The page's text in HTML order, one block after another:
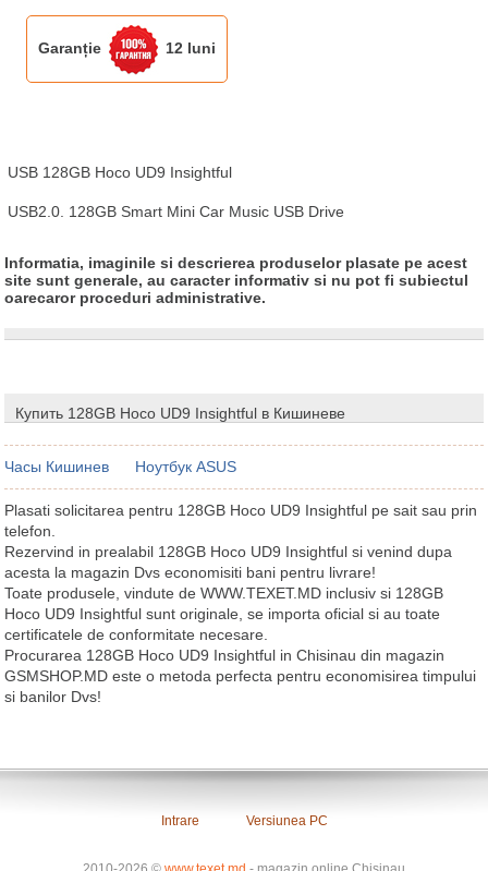
Garanție 12 luni
USB 128GB Hoco UD9 Insightful
USB2.0. 128GB Smart Mini Car Music USB Drive
Informatia, imaginile si descrierea produselor plasate pe acest
site sunt generale, au caracter informativ si nu pot fi subiectul
oarecaror proceduri administrative.
Купить 128GB Hoco UD9 Insightful в Кишиневе
Часы Кишинев Ноутбук ASUS
Plasati solicitarea pentru 128GB Hoco UD9 Insightful pe sait sau prin
telefon.
Rezervind in prealabil 128GB Hoco UD9 Insightful si venind dupa
acesta la magazin Dvs economisiti bani pentru livrare!
Toate produsele, vindute de WWW.TEXET.MD inclusiv si 128GB
Hoco UD9 Insightful sunt originale, se importa oficial si au toate
certificatele de conformitate necesare.
Procurarea 128GB Hoco UD9 Insightful in Chisinau din magazin
GSMSHOP.MD este o metoda perfecta pentru economisirea timpului
si banilor Dvs!
Intrare Versiunea PC